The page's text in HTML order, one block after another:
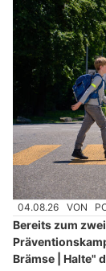
04.08.26 VON
Bereits zum
Brämse | Halte"